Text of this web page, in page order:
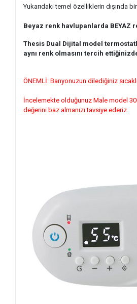
Yukarıdaki temel özelliklerin dışında
Beyaz renk havlupanlarda BEYAZ
Thesis Dual Dijital model
aynı renk olmasını tercih
ÖNEMLİ: Banyonuzun dilediğiniz
İncelemekte olduğunuz Male model
değerini baz almanızı tavsiye ederiz.